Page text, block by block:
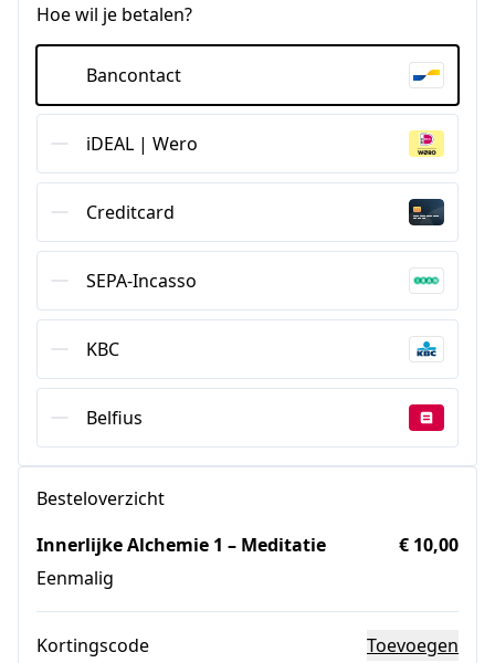
Hoe wil je betalen?
Bancontact
iDEAL | Wero
Creditcard
SEPA-Incasso
KBC
Belfius
Besteloverzicht
Innerlijke Alchemie 1 – Meditatie
Eenmalig
€ 10,00
Kortingscode Toevoegen